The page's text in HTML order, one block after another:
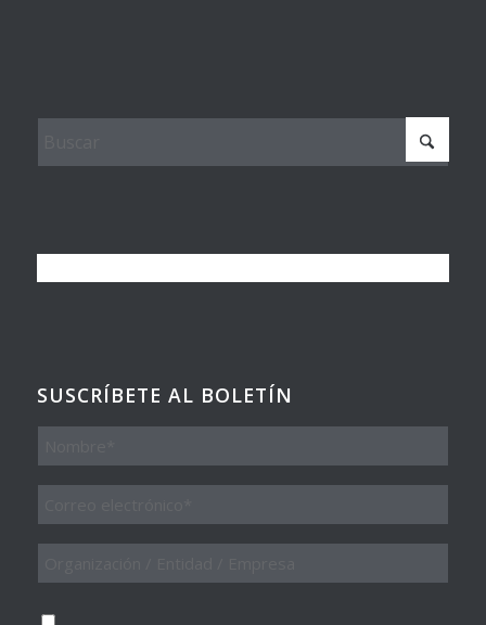
SUSCRÍBETE AL BOLETÍN
Nombre
Entidad
Consentimiento